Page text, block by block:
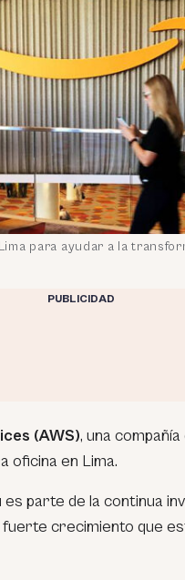
para ayudar a la
PUBLICIDAD
(AWS), una compañía
oficina en Lima.
parte de la continua
fuerte crecimiento que